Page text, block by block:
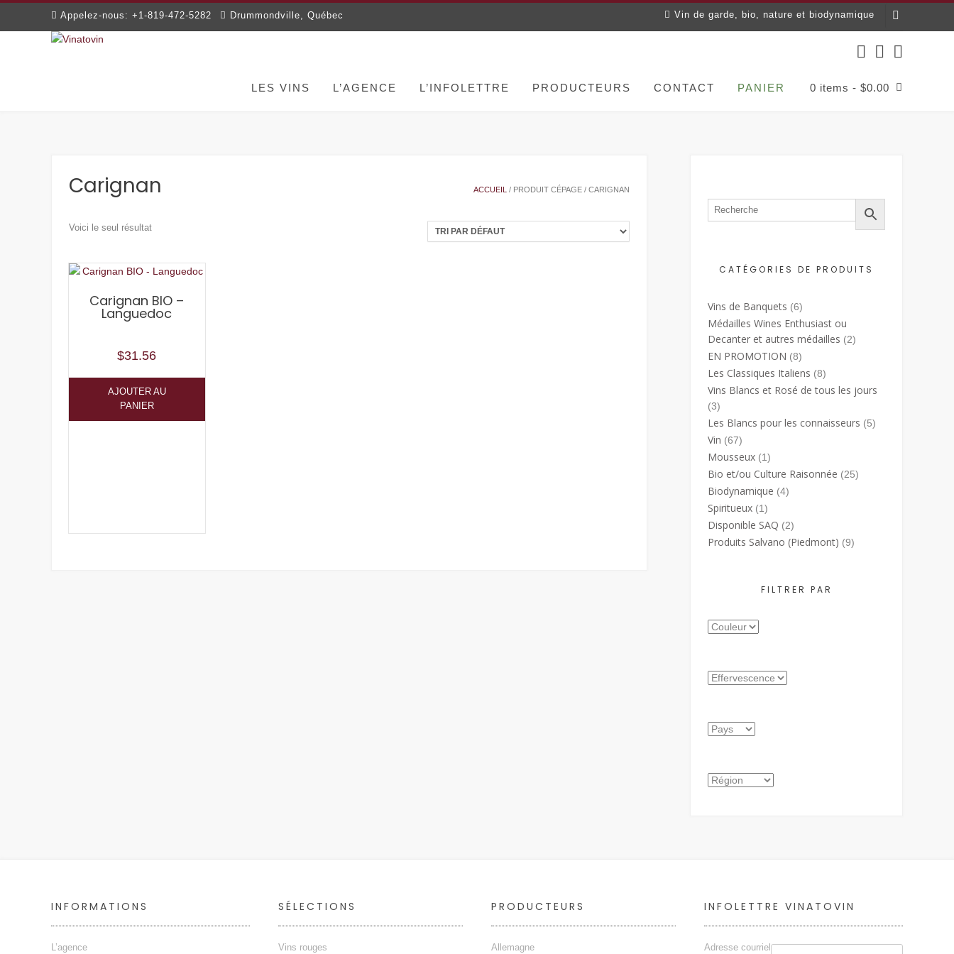
Appelez-nous: +1-819-472-5282 Drummondville, Québec Vin de garde, bio, nature et biodynamique
LES VINS L’AGENCE L’INFOLETTRE PRODUCTEURS CONTACT PANIER 0 items - $0.00
ACCUEIL / PRODUIT CÉPAGE / CARIGNAN
Carignan
Voici le seul résultat
Carignan BIO –
Languedoc
$31.56
AJOUTER AU
PANIER
CATÉGORIES DE PRODUITS
Vins de Banquets (6)
Médailles Wines Enthusiast ou
Decanter et autres médailles (2)
EN PROMOTION (8)
Les Classiques Italiens (8)
Vins Blancs et Rosé de tous les jours
(3)
Les Blancs pour les connaisseurs (5)
Vin (67)
Mousseux (1)
Bio et/ou Culture Raisonnée (25)
Biodynamique (4)
Spiritueux (1)
Disponible SAQ (2)
Produits Salvano (Piedmont) (9)
FILTRER PAR
INFORMATIONS
L’agence
SÉLECTIONS
Vins rouges
PRODUCTEURS
Allemagne
INFOLETTRE VINATOVIN
Adresse courriel